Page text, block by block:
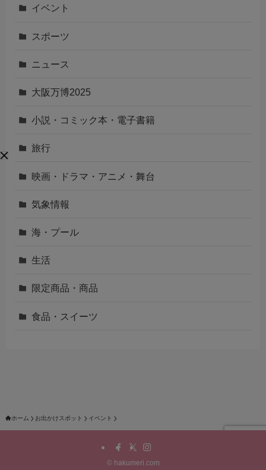
イベント
スポーツ
ニュース
大阪万博2025
小説・コミック本・電子書籍
旅行
映画・ドラマ・アニメ・舞台
気象情報
海・プール
生活
限定商品・商品
食品・スイーツ
ホーム お出かけスポット イベント
©hakumeri.com